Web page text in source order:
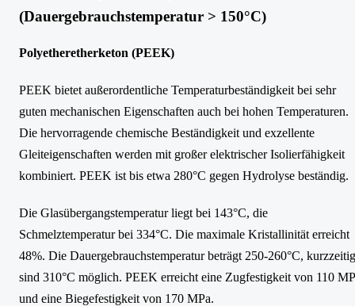
(Dauergebrauchstemperatur > 150°C)
Polyetheretherketon (PEEK)
PEEK bietet außerordentliche Temperaturbeständigkeit bei sehr
guten mechanischen Eigenschaften auch bei hohen Temperaturen.
Die hervorragende chemische Beständigkeit und exzellente
Gleiteigenschaften werden mit großer elektrischer Isolierfähigkeit
kombiniert. PEEK ist bis etwa 280°C gegen Hydrolyse beständig.
Die Glasübergangstemperatur liegt bei 143°C, die
Schmelztemperatur bei 334°C. Die maximale Kristallinität erreicht
48%. Die Dauergebrauchstemperatur beträgt 250-260°C, kurzzeitig
sind 310°C möglich. PEEK erreicht eine Zugfestigkeit von 110
und eine Biegefestigkeit von 170 MPa.